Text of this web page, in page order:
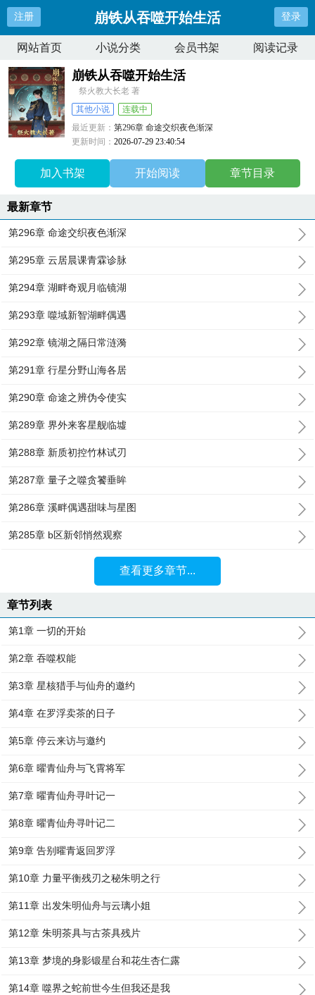
注册 崩铁从吞噬开始生活 登录
网站首页 小说分类 会员书架 阅读记录
崩铁从吞噬开始生活
祭火教大长老 著
其他小说
连载中
最近更新：第296章 命途交织夜色渐深
更新时间：2026-07-29 23:40:54
加入书架 开始阅读 章节目录
最新章节
第296章 命途交织夜色渐深
第295章 云居晨课青霖诊脉
第294章 湖畔奇观月临镜湖
第293章 噬域新智湖畔偶遇
第292章 镜湖之隔日常涟漪
第291章 行星分野山海各居
第290章 命途之辨伪令使实
第289章 界外来客星舰临墟
第288章 新质初控竹林试刃
第287章 量子之噬贪饕垂眸
第286章 溪畔偶遇甜味与星图
第285章 b区新邻悄然观察
查看更多章节...
章节列表
第1章 一切的开始
第2章 吞噬权能
第3章 星核猎手与仙舟的邀约
第4章 在罗浮卖茶的日子
第5章 停云来访与邀约
第6章 曜青仙舟与飞霄将军
第7章 曜青仙舟寻叶记一
第8章 曜青仙舟寻叶记二
第9章 告别曜青返回罗浮
第10章 力量平衡残刃之秘朱明之行
第11章 出发朱明仙舟与云璃小姐
第12章 朱明茶具与古茶具残片
第13章 梦境的身影锻星台和花生杏仁露
第14章 噬界之蛇前世今生但我还是我